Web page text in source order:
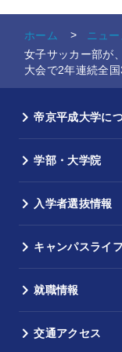
ホーム ニュー
女子サッカー部が
大会で2年連続全国
帝京平成大学に
学部・大学院
入学者選抜情報
キャンパスライフ
就職情報
交通アクセス